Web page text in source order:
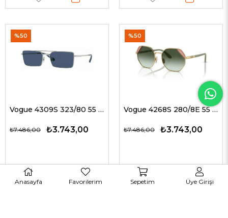
Vogue 4309S 323/80 55 G Unisex Güneş Gözlükleri
₺3.743,00
₺7.486,00
%50
Vogue 4268S 280/8E 55 G Kadın Güneş Gözlükleri
₺3.743,00
₺7.486,00
%50
Anasayfa Favorilerim Sepetim Üye Girişi